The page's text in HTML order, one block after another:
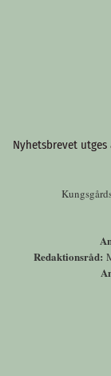
Nyhetsbrevet
Redaktionsråd: